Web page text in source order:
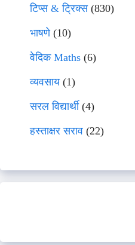
टिप्स & ट्रिक्स(830)
भाषणे(10)
वेदिक Maths (6)
व्यवसाय(1)
सरल विद्यार्थी(4)
हस्ताक्षर सराव (22)